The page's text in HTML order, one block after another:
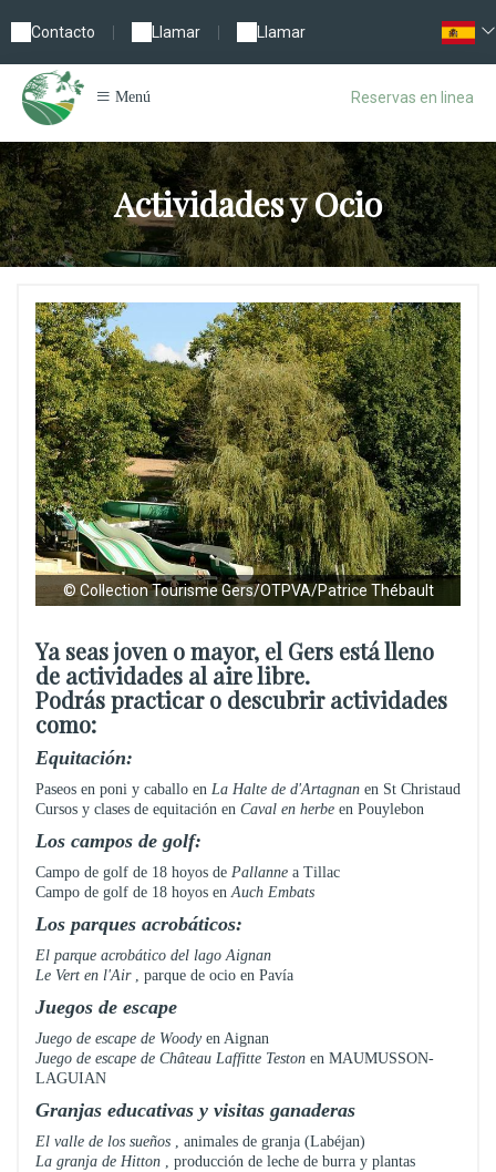
Contacto Llamar Llamar
Menú Reservas en linea
Actividades y Ocio
© Collection Tourisme Gers/OTPVA/Patrice Thébault
Ya seas joven o mayor, el Gers está lleno
de actividades al aire libre.
Podrás practicar o descubrir actividades
como:
Equitación:
Paseos en poni y caballo en La Halte de d'Artagnan en St Christaud
Cursos y clases de equitación en Caval en herbe en Pouylebon
Los campos de golf:
Campo de golf de 18 hoyos de Pallanne a Tillac
Campo de golf de 18 hoyos enAuch Embats
Los parques acrobáticos:
El parque acrobático del lago Aignan
Le Vert en l'Air, parque de ocio en Pavía
Juegos de escape
Juego de escape de Woodyen Aignan
Juego de escape de Château Laffitte Teston en MAUMUSSON-
LAGUIAN
Granjas educativas y visitas ganaderas
El valle de los sueños , animales de granja (Labéjan)
La granja de Hitton , producción de leche de burra y plantas